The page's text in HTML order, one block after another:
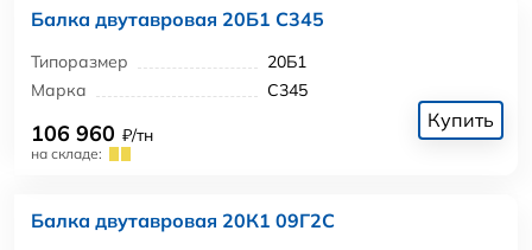
Балка двутавровая 20Б1 С345
Типоразмер
20Б1
Марка
С345
106 960 ₽/тн
на складе:
Купить
Балка двутавровая 20К1 09Г2С